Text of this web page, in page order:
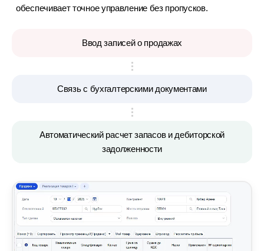
обеспечивает точное управление без пропусков.
Ввод записей о продажах
Связь с бухгалтерскими документами
Автоматический расчет запасов и дебиторской
задолженности